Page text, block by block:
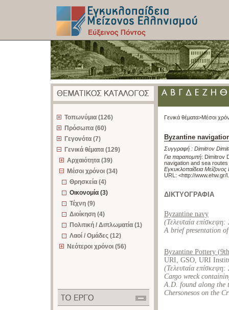
Τοπωνύμια (126)
Πρόσωπα (60)
Γεγονότα (7)
Γενικά θέματα (129)
Αρχαιότητα (39)
Μέσοι χρόνοι (34)
Θρησκεία (4)
Οικονομία (3)
Τέχνη (9)
Διοίκηση (4)
Πολιτική / Διπλωματία (1)
Λαοί / Ομάδες (12)
Νεότεροι χρόνοι (56)
Γενικά θέματα>Μέσοι
Byzantine
Συγγραφή : Dimitrov
Για παραπομπή: Dimitrov
navigation and sea
Εγκυκλοπαίδεια
URL: <http://www.ehw.gr/
ΔΙΚΤΥΟΓΡΑΦΙΑ
Byzantine navy
(Τελευταία επίσκεψη:
A brief presentation
Byzantine Pottery
URI, GSO, URI
(Τελευταία επίσκεψη:
Cargo wreck
A.D. found along the
Chersonesos on the